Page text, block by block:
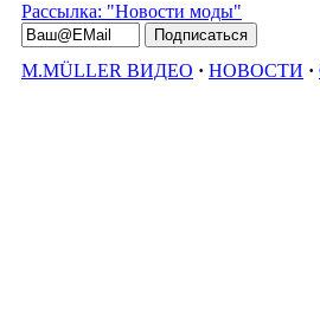
Рассылка: "Новости моды"
M.MÜLLER ВИДЕО · НОВОСТИ ·